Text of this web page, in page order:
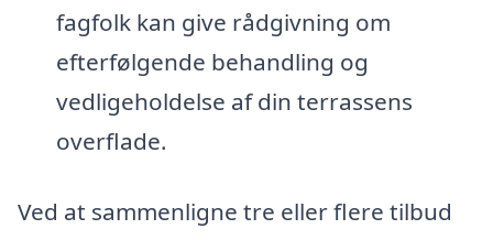
fagfolk kan give rådgivning om
efterfølgende behandling og
vedligeholdelse af din terrassens
overflade.
Ved at sammenligne tre eller flere tilbud